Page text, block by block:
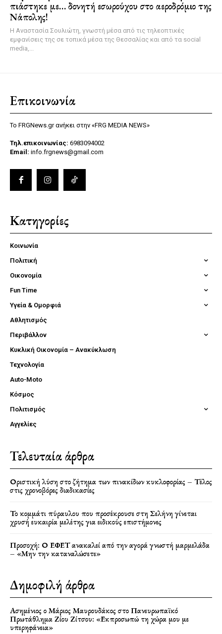
πιάστηκε με… δονητή εσωρούχου στο αεροδρόμιο της
Νάπολης!
Η Αναστασία Σουλιώτη, γνωστή μέσα από τις τηλεοπτικές
εμφανίσεις της σε τοπικά μέσα της Θεσσαλίας και από τα social
media,...
Επικοινωνία
Το FRGNews.gr ανήκει στην «FRG MEDIA NEWS»
Τηλ.επικοινωνίας: 6983094002
Email: info.frgnews@gmail.com
Κατηγορίες
Κοινωνία
Πολιτική
Οικονομία
Fun Time
Υγεία & Ομορφιά
Αθλητισμός
Περιβάλλον
Κυκλική Οικονομία – Ανακύκλωση
Τεχνολογία
Auto-Moto
Κόσμος
Πολιτισμός
Αγγελίες
Τελευταία άρθρα
Οριστική λύση στο ζήτημα των πινακίδων κυκλοφορίας – Τέλος
στις χρονοβόρες διαδικασίες
Το κομμάτι πύραυλου που προσέκρουσε στη Σελήνη γίνεται
χρυσή ευκαιρία μελέτης για ειδικούς επιστήμονες
Προσοχή: Ο ΕΦΕΤ ανακαλεί από την αγορά γνωστή μαρμελάδα
– «Μην την καταναλώσετε»
Δημοφιλή άρθρα
Ασημένιος ο Μάριος Μαυρουδάκος στο Πανευρωπαϊκό
Πρωτάθλημα Ζίου Ζίτσου: «Εκπροσωπώ τη χώρα μου με
υπερηφάνεια»